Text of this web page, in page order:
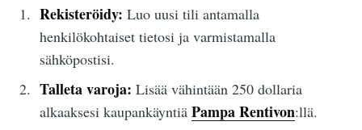
Rekisteröidy: Luo uusi tili antamalla
henkilökohtaiset tietosi ja varmistamalla
sähköpostisi.
Talleta varoja: Lisää vähintään 250 dollaria
alkaaksesi kaupankäyntiä Pampa Rentivon:llä.